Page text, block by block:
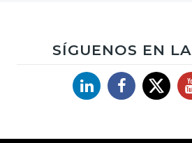
SÍGUENOS EN
LinkedinFacebook
X